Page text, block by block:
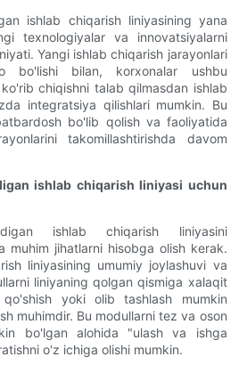
ishlab chiqarish liniyasining yana
texnologiyalar va innovatsiyalarni
Yangi ishlab chiqarish jarayonlari
bo'lishi bilan, korxonalar ushbu
chiqishni talab qilmasdan ishlab
integratsiya qilishlari mumkin. Bu
bo'lib qolish va faoliyatida
takomillashtirishda davom
ishlab chiqarish liniyasi uchun
ishlab chiqarish liniyasini
muhim jihatlarni hisobga olish kerak.
liniyasining umumiy joylashuvi va
liniyaning qolgan qismiga xalaqit
qo'shish yoki olib tashlash mumkin
muhimdir. Bu modullarni tez va oson
bo'lgan alohida "ulash va ishga
o'z ichiga olishi mumkin.